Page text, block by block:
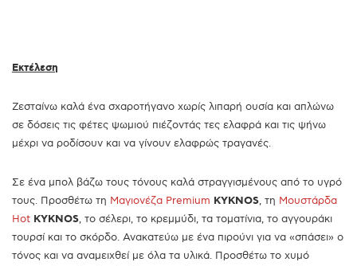
Εκτέλεση
Ζεσταίνω καλά ένα σχαροτήγανο χωρίς λιπαρή ουσία και απλώνω
σε δόσεις τις φέτες ψωμιού πιέζοντάς τες ελαφρά και τις ψήνω
μέχρι να ροδίσουν και να γίνουν ελαφρώς τραγανές.
Σε ένα μπολ βάζω τους τόνους καλά στραγγισμένους από το υγρό
τους. Προσθέτω τη Μαγιονέζα Premium KYKNOS, τη Μουστάρδα
Hot KYKNOS, το σέλερι, το κρεμμύδι, τα τοματίνια, το αγγουράκι
τουρσί και το σκόρδο. Ανακατεύω με ένα πιρούνι για να «σπάσει» ο
τόνος και να αναμειχθεί με όλα τα υλικά. Προσθέτω το χυμό